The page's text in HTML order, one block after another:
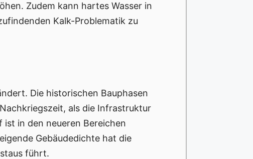
Zudem kann hartes Wasser in
Kalk-Problematik zu
Die historischen Bauphasen
als die Infrastruktur
in den neueren Bereichen
Gebäudedichte hat die
führt.